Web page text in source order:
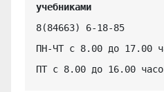
учебниками
8(84663) 6-18-85
ПН-ЧТ с 8.00 до 17.00
ПТ с 8.00 до 16.00